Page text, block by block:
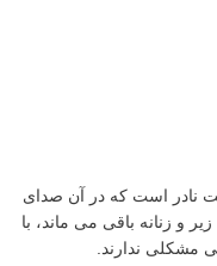
نادر است که در آن صدای
و زنانه باقی می ماند، با
مشکلی ندارند.